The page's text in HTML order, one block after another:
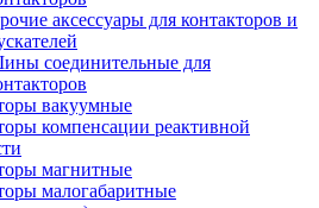
аксессуары для контакторов и
соединительные для
вакуумные
компенсации реактивной
магнитные
малогабаритные